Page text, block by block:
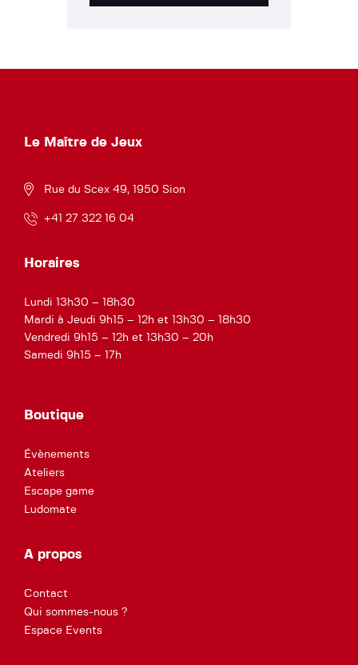
Le Maître de Jeux
Rue du Scex 49, 1950 Sion
+41 27 322 16 04
Horaires
Lundi 13h30 – 18h30
Mardi à Jeudi 9h15 – 12h et 13h30 – 18h30
Vendredi 9h15 – 12h et 13h30 – 20h
Samedi 9h15 – 17h
Boutique
Évènements
Ateliers
Escape game
Ludomate
A propos
Contact
Qui sommes-nous ?
Espace Events